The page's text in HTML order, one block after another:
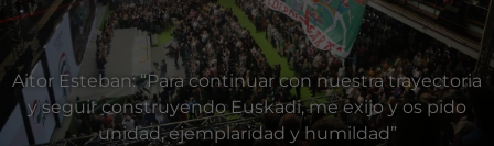
Aitor Esteban: “Para continuar con nuestra trayectoria
y seguir construyendo Euskadi, me exijo y os pido
unidad, ejemplaridad y humildad”